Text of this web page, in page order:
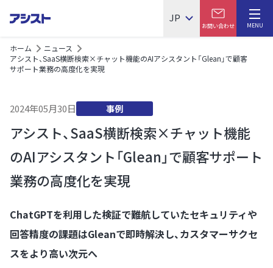
MENU
JP
お問い合わせ
ホーム
ニュース
アシスト、SaaS横断検索×チャット機能のAIアシスタント「Glean」で顧客
サポート業務の高度化を実現
2024年05月30日 事例
アシスト、SaaS横断検索×チャット機能
のAIアシスタント「Glean」で顧客サポート
業務の高度化を実現
ChatGPTを利用した検証で難航していたセキュリティや
回答精度の課題はGleanで即時解決し、カスタマーサクセ
スをより高い次元へ